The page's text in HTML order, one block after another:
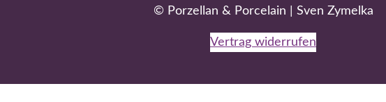
© Porzellan & Porcelain | Sven Zymelka
Vertrag widerrufen